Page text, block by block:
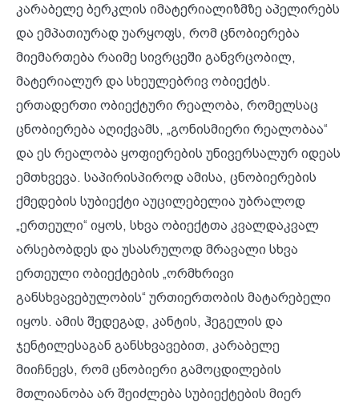
კარაბელე ბერკლის იმატერიალიზმზე აპელირებს
და ემპათიურად უარყოფს, რომ ცნობიერება
მიემართება რაიმე სივრცეში განვრცობილ,
მატერიალურ და სხეულებრივ ობიექტს.
ერთადერთი ობიექტური რეალობა, რომელსაც
ცნობიერება აღიქვამს, „გონისმიერი რეალობაა“
და ეს რეალობა ყოფიერების უნივერსალურ იდეას
ემთხვევა. საპირისპიროდ ამისა, ცნობიერების
ქმედების სუბიექტი აუცილებელია უბრალოდ
„ერთეული“ იყოს, სხვა ობიექტთა კვალდაკვალ
არსებობდეს და უსასრულოდ მრავალი სხვა
ერთეული ობიექტების „ორმხრივი
განსხვავებულობის“ ურთიერთობის მატარებელი
იყოს. ამის შედეგად, კანტის, ჰეგელის და
ჯენტილესაგან განსხვავებით, კარაბელე
მიიჩნევს, რომ ცნობიერი გამოცდილების
მთლიანობა არ შეიძლება სუბიექტების მიერ